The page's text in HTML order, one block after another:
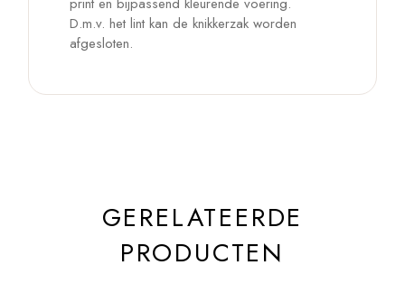
D.m.v. het lint kan de knikkerzak worden
afgesloten.
GERELATEERDE
PRODUCTEN